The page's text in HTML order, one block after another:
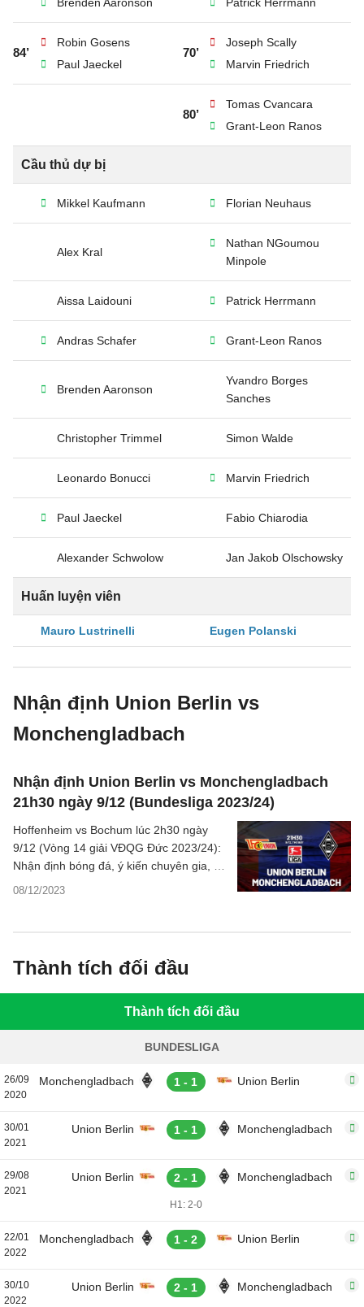
84’
Robin Gosens
Paul Jaeckel
70’
Joseph Scally
Marvin Friedrich
80’
Tomas Cvancara
Grant-Leon Ranos
Cầu thủ dự bị
Mikkel Kaufmann Florian Neuhaus
Alex Kral
Nathan NGoumou
Minpole
Aissa Laidouni Patrick Herrmann
Andras Schafer Grant-Leon Ranos
Brenden Aaronson
Yvandro Borges
Sanches
Christopher Trimmel Simon Walde
Leonardo Bonucci Marvin Friedrich
Paul Jaeckel Fabio Chiarodia
Alexander Schwolow Jan Jakob Olschowsky
Huấn luyện viên
Mauro Lustrinelli Eugen Polanski
Nhận định Union Berlin vs
Monchengladbach
Nhận định Union Berlin vs Monchengladbach
21h30 ngày 9/12 (Bundesliga 2023/24)
08/12/2023
Hoffenheim vs Bochum lúc 2h30 ngày
9/12 (Vòng 14 giải VĐQG Đức 2023/24):
Nhận định bóng đá, ý kiến chuyên gia, dự
đoán kết quả, thông tin phân tích chi tiết,
Thành tích đối đầu
Thành tích đối đầu
BUNDESLIGA
26/09
2020
Monchengladbach 1 - 1 Union Berlin
30/01
2021
Union Berlin 1 - 1 Monchengladbach
29/08
2021
Union Berlin 2 - 1 Monchengladbach
H1: 2-0
22/01
2022
Monchengladbach 1 - 2 Union Berlin
30/10
2022
Union Berlin 2 - 1 Monchengladbach